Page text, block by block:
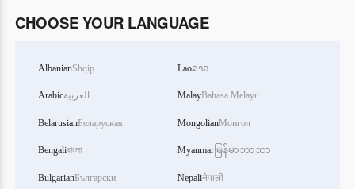
CHOOSE YOUR LANGUAGE
AlbanianShqip
Arabicالعربية
BelarusianБеларуская
Bengaliবাংলা
BulgarianБългарски
Laoລາວ
MalayBahasa Melayu
MongolianМонгол
Myanmar မြန်မာဘာသာ
Nepaliनेपाली